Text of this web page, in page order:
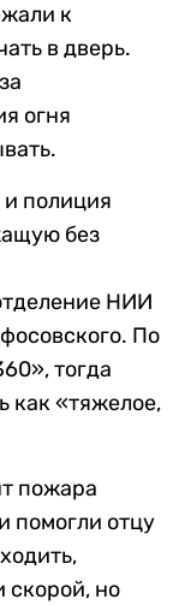
к
в дверь.
огня
полиция
без
НИИ
По
тогда
как «тяжелое,
пожара
помогли отцу
скорой, но